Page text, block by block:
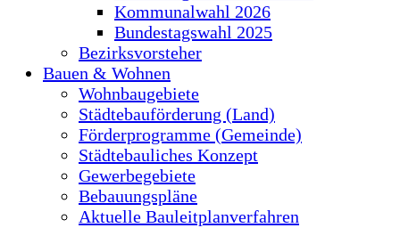
Kommunalwahl 2026
Bundestagswahl 2025
Bezirksvorsteher
Bauen & Wohnen
Wohnbaugebiete
Städtebauförderung (Land)
Förderprogramme (Gemeinde)
Städtebauliches Konzept
Gewerbegebiete
Bebauungspläne
Aktuelle Bauleitplanverfahren